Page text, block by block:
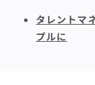
タレントマ
プルに